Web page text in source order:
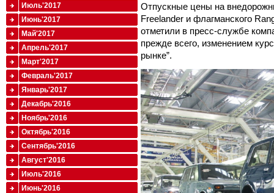
Отпускные цены на
Freelander и флагманского
отметили в пресс-службе
прежде всего, изменением
рынке”.
Июль'2017
Июнь'2017
Май'2017
Апрель'2017
Март'2017
Февраль'2017
Январь'2017
Декабрь'2016
Ноябрь'2016
Октябрь'2016
Сентябрь'2016
Август'2016
Июль'2016
Июнь'2016